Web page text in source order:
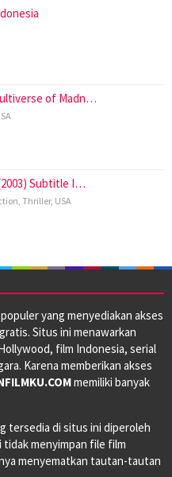
of Madn…
Subtitle I…
, Thriller, USA
yang menyediakan akses
Situs ini menawarkan
film Indonesia, serial
Karena memberikan akses
memiliki banyak
tersedia di situs ini diperoleh
menyimpan file film
menyematkan tautan-tautan